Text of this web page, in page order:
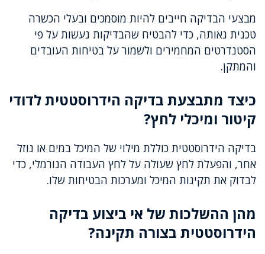
מבצעי הבדיקה חייבים להיות מוסמכים ובעלי הכשרה
טכנית נאותה, כדי להבטיח שהבדיקות נעשות על פי
הסטנדרטים המחמירים ולשמור על בטיחות העובדים
והמתקן.
כיצד מתבצעת בדיקה הידרוסטטית לדודי
קיטור ומיכלי לחץ?
בדיקה הידרוסטטית כוללת מילוי של המיכל במים או נוזל
אחר, והפעלת לחץ שעולה על לחץ העבודה הנורמלי, כדי
לבדוק את תקינות המיכל ומערכות הבטיחות שלו.
מהן ההשלכות של אי ביצוע בדיקה
הידרוסטטית בצורה תקינה?